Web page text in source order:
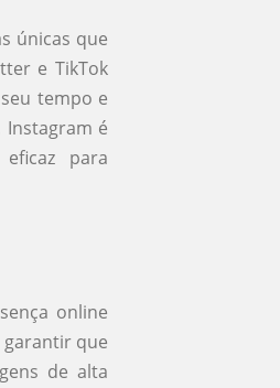
únicas que
e TikTok
tempo e
Instagram é
para
online
garantir que
de alta